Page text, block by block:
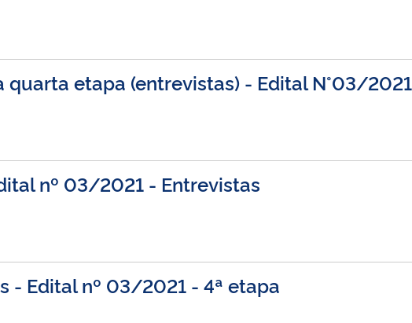
quarta etapa (entrevistas) - Edital N°03/
nº 03/2021 - Entrevistas
- Edital nº 03/2021 - 4ª etapa